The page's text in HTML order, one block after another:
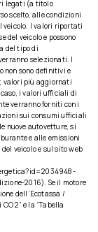
legati (a titolo
scelto, alle condizioni
veicolo. I valori riportati
del veicolo e possono
del tipo di
selezionati. I
non sono definitivi e
valori più aggiornati
i valori ufficiali di
verranno forniti con i
sui consumi ufficiali
nuove autovetture, si
e alle emissioni
veicolo e sul sito web
2016). Se il motore
dell’Ecotassa /
2” e la “Tabella